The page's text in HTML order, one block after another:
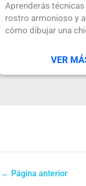
Aprenderás
rostro armonioso y
cómo dibujar una
VER
← Página anterior